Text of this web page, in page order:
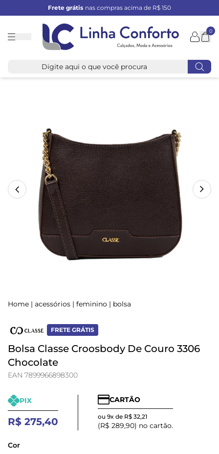
Frete grátis nas compras acima de R$ 150
Linha
0
Home | acessórios | feminino | bolsa
FRETE GRÁTIS
Bolsa Classe Croosbody De Couro 3306
Chocolate
EAN 7899966898300
PIX
R$ 275,40
CARTÃO
ou 9x de R$ 32,21
(R$ 289,90) no cartão.
Cor